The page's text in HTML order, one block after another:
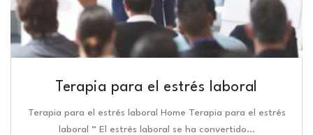
Terapia para el estrés laboral
Terapia para el estrés laboral Home Terapia para el estrés
laboral “ El estrés laboral se ha convertido…